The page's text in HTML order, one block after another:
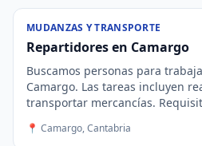
MUDANZAS Y TRANSPORTE
Repartidores en Camargo
Buscamos personas para
Camargo. Las tareas incluyen
transportar mercancías.
📍 Camargo, Cantabria